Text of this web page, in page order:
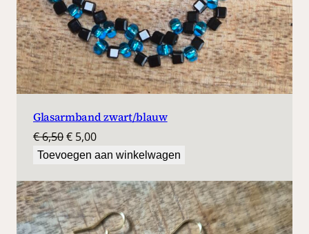
Glasarmband zwart/blauw
€6,50Oorspronkelijke
prijs
€ 6,50.
€ 5,00Huidige
prijs
€ 5,00.
Toevoegen aan winkelwagen